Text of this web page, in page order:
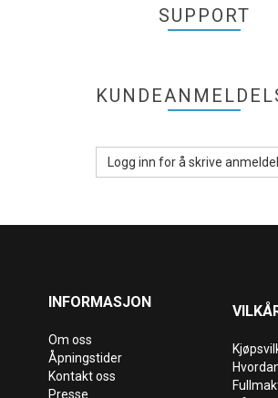
SUPPORT
Logg inn for å skrive
INFORMASJON
Om oss
Åpningstider
Kontakt oss
Presse